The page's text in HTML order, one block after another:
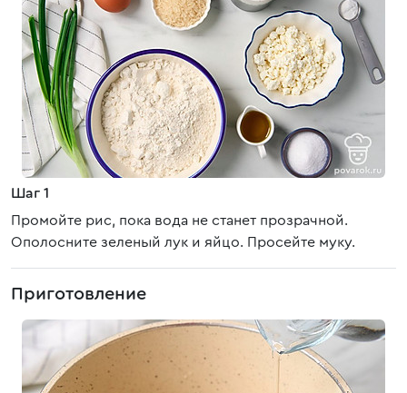
Шаг 1
Промойте рис, пока вода не станет прозрачной.
Ополосните зеленый лук и яйцо. Просейте муку.
Приготовление